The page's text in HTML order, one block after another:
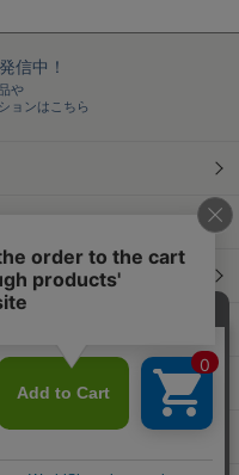
信中！
や
ョンはこちら